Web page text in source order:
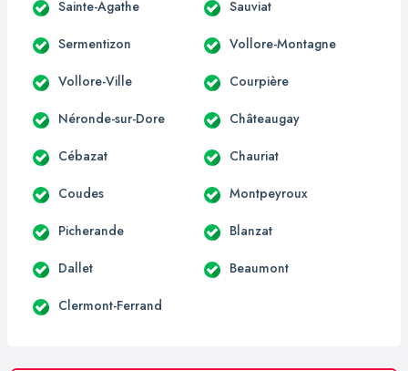
Sainte-Agathe Sauviat
Sermentizon Vollore-Montagne
Vollore-Ville Courpière
Néronde-sur-Dore Châteaugay
Cébazat Chauriat
Coudes Montpeyroux
Picherande Blanzat
Dallet Beaumont
Clermont-Ferrand